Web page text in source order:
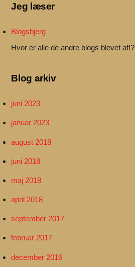
Jeg læser
Blogsbjerg
Hvor er alle de andre blogs blevet af!?
Blog arkiv
juni 2023
januar 2023
august 2018
juni 2018
maj 2018
april 2018
september 2017
februar 2017
december 2016